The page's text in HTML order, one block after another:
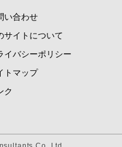
い合わせ
サイトについて
イバシーポリシー
トマップ
ク